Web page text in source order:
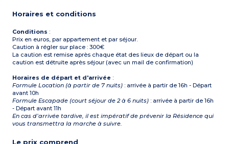
Horaires et conditions
Conditions :
Prix en euros, par appartement et par séjour.
Caution à régler sur place : 300€
La caution est remise après chaque état des lieux de départ ou la
caution est détruite après séjour (avec un mail de confirmation)
Horaires de départ et d'arrivée :
Formule Location (à partir de 7 nuits) : arrivée à partir de 16h - Départ
avant 10h
Formule Escapade (court séjour de 2 à 6 nuits) : arrivée à partir de 16h
- Départ avant 11h
En cas d’arrivée tardive, il est impératif de prévenir la Résidence qui
vous transmettra la marche à suivre.
Le prix comprend